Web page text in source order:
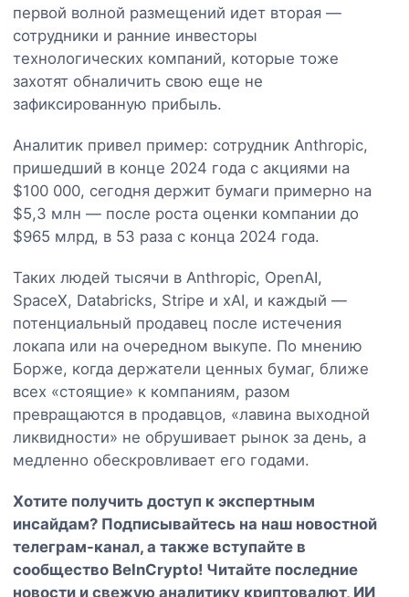
первой волной размещений идет вторая —
сотрудники и ранние инвесторы
технологических компаний, которые тоже
захотят обналичить свою еще не
зафиксированную прибыль.
Аналитик привел пример: сотрудник Anthropic,
пришедший в конце 2024 года с акциями на
$100 000, сегодня держит бумаги примерно на
$5,3 млн — после роста оценки компании до
$965 млрд, в 53 раза с конца 2024 года.
Таких людей тысячи в Anthropic, OpenAI,
SpaceX, Databricks, Stripe и xAI, и каждый —
потенциальный продавец после истечения
локапа или на очередном выкупе. По мнению
Борже, когда держатели ценных бумаг, ближе
всех «стоящие» к компаниям, разом
превращаются в продавцов, «лавина выходной
ликвидности» не обрушивает рынок за день, а
медленно обескровливает его годами.
Хотите получить доступ к экспертным
инсайдам? Подписывайтесь на наш новостной
телеграм-канал, а также вступайте в
сообщество BeInCrypto! Читайте последние
новости и свежую аналитику криптовалют, ИИ